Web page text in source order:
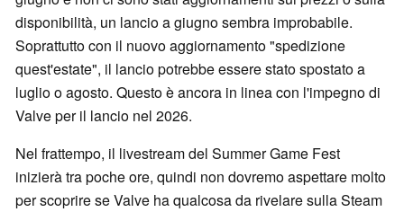
disponibilità, un lancio a giugno sembra improbabile.
Soprattutto con il nuovo aggiornamento "spedizione
quest'estate", il lancio potrebbe essere stato spostato a
luglio o agosto. Questo è ancora in linea con l'impegno di
Valve per il lancio nel 2026.
Nel frattempo, il livestream del Summer Game Fest
inizierà tra poche ore, quindi non dovremo aspettare molto
per scoprire se Valve ha qualcosa da rivelare sulla Steam